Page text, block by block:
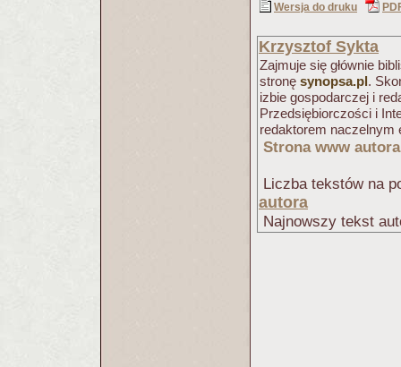
Wersja do druku
Krzysztof Sykta
Zajmuje się głównie
stronę synopsa.pl.
izbie gospodarczej i
Przedsiębiorczości i
redaktorem naczelnym
Strona www autora
Liczba tekstów na
autora
Najnowszy tekst